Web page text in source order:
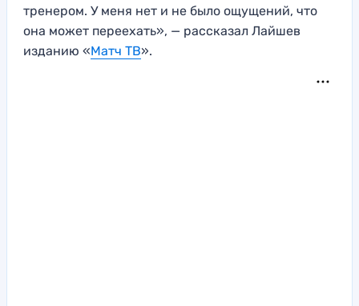
тренером. У меня нет и не было ощущений, что
она может переехать», — рассказал Лайшев
изданию «Матч ТВ».